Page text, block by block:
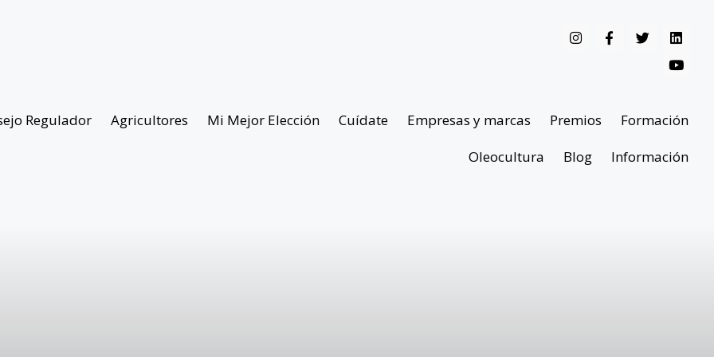
Regulador Agricultores Mi Mejor Elección Cuídate Empresas y marcas Premios
Formación
Oleocultura
Blog Información